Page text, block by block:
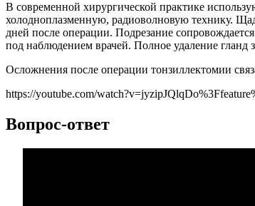
В современной хирургической практике
холодноплазменную, радиоволновую технику.
дней после операции. Подрезание
под наблюдением врачей. Полное удаление гланд
Осложнения после операции тонзиллектомии
https://youtube.com/
Вопрос-ответ